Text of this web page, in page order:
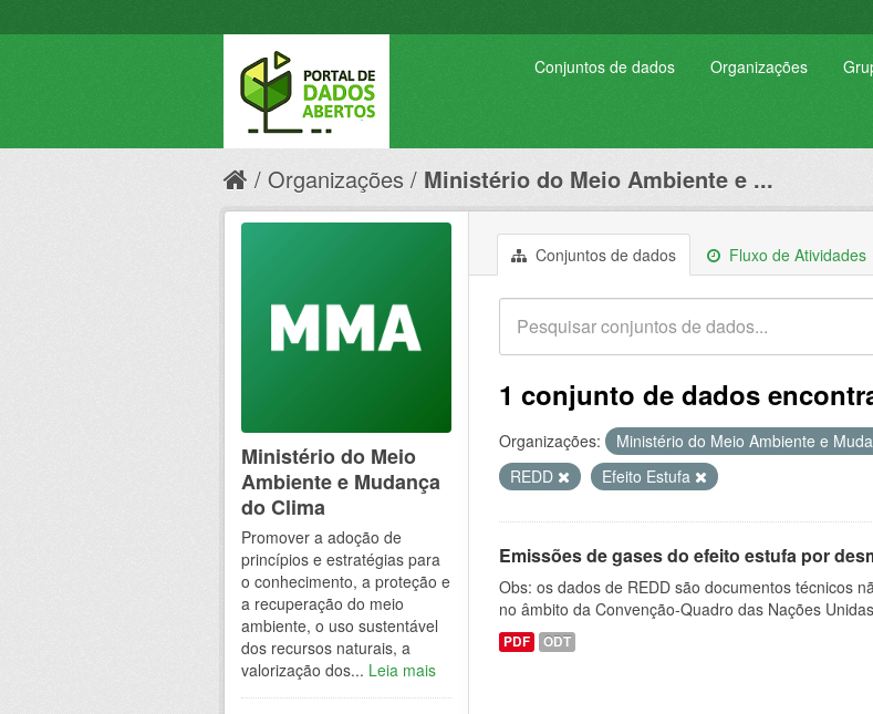
Conjuntos de dados Organizações
Organizações Ministério do Meio Ambiente e ...
Conjuntos de dados Fluxo de Atividades
1 conjunto de dados
Organizações: Ministério do Meio Ambiente e
REDD
Efeito Estufa
Emissões de gases do efeito estufa por
Obs: os dados de REDD são documentos técnicos
no âmbito da Convenção-Quadro das Nações
PDF ODT
Ministério do Meio
Ambiente e Mudança
do Clima
Promover a adoção de
princípios e estratégias para
o conhecimento, a proteção e
a recuperação do meio
ambiente, o uso sustentável
dos recursos naturais, a
valorização dos... Leia mais